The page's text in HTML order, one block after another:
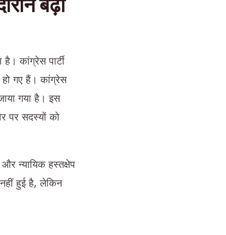
बढ़ा
कांग्रेस पार्टी
गए हैं। कांग्रेस
गया है। इस
पर सदस्यों को
न्यायिक हस्तक्षेप
हुई है, लेकिन